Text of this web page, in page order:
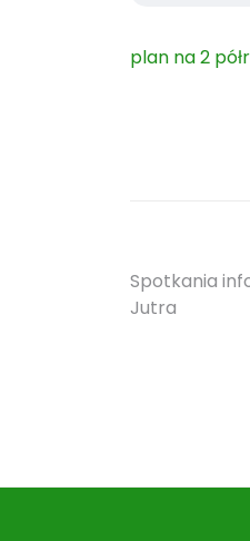
plan na 2
wpisu
Spotkania
Jutra